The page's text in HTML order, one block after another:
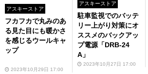
アスキーストア
フカフカで丸みのあ
る見た目にも暖かさ
を感じるウールキャ
ップ
2023年10月29日 17:00
アスキーストア
駐車監視でのバッテ
リー上がり対策にオ
ススメのバックアッ
プ電源「DRB-24
A」
2023年10月27日 17:00